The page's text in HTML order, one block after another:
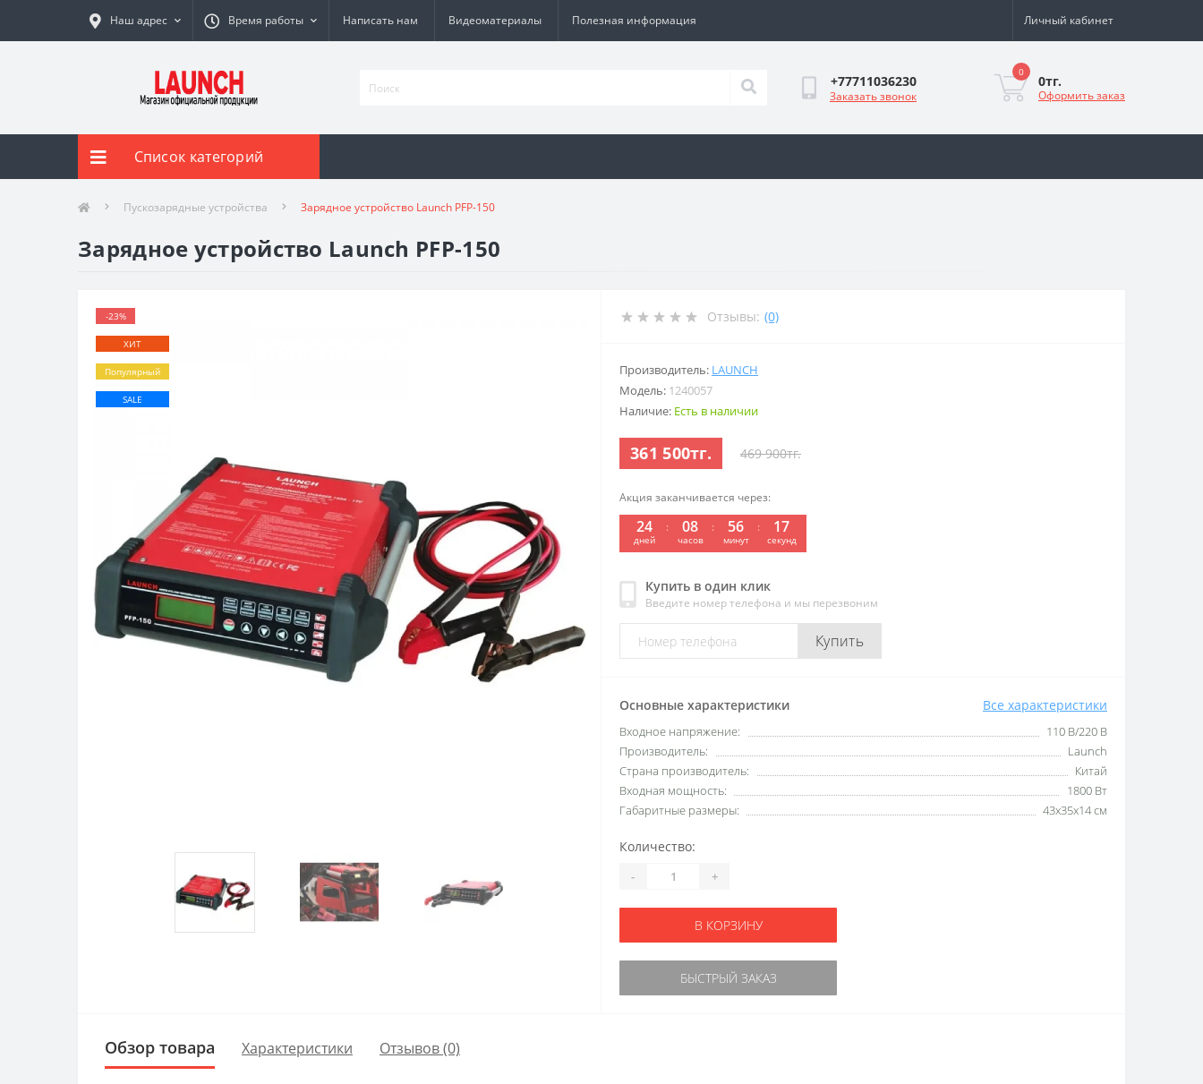
Наш адрес Время работы Написать нам Видеоматериалы Полезная информация Личный кабинет
+77711036230
Заказать звонок
0
0тг.
Оформить заказ
Список категорий
Пускозарядные устройства Зарядное устройство Launch PFP-150
Зарядное устройство Launch PFP-150
-23%
ХИТ
Популярный
SALE
Отзывы: (0)
Производитель: LAUNCH
Модель: 1240057
Наличие: Есть в наличии
361 500тг. 469 900тг.
Акция заканчивается через:
24
дней
: 08
часов
: 56
минут
: 16
секунд
Купить в один клик
Введите номер телефона и мы перезвоним
Купить
Основные характеристики Все характеристики
Входное напряжение:
110 В/220 В
Производитель:
Launch
Страна производитель:
Китай
Входная мощность:
1800 Вт
Габаритные размеры:
43x35x14 см
Количество:
- +
В КОРЗИНУ
БЫСТРЫЙ ЗАКАЗ
Обзор товара Характеристики Отзывов (0)